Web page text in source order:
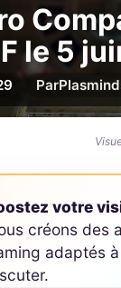
le 5
Par
votre
créons des
adaptés